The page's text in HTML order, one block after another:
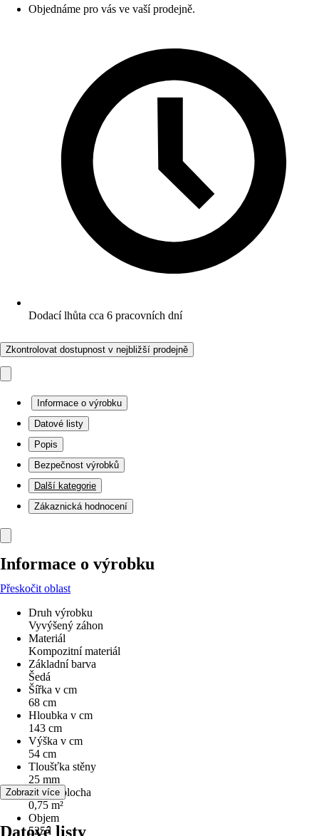
Objednáme pro vás ve vaší prodejně.
Dodací lhůta cca 6 pracovních dní
Zkontrolovat dostupnost v nejbližší prodejně
Informace o výrobku
Datové listy
Popis
Bezpečnost výrobků
Další kategorie
Zákaznická hodnocení
Informace o výrobku
Přeskočit oblast
Druh výrobku
Vyvýšený záhon
Materiál
Kompozitní materiál
Základní barva
Šedá
Šířka v cm
68 cm
Hloubka v cm
143 cm
Výška v cm
54 cm
Tloušťka stěny
25 mm
Užitná plocha
0,75 m²
Objem
525 l
Zobrazit více
Datové listy